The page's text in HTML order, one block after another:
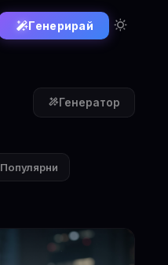
Генерирай
Генератор
Популярни